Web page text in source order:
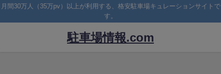
月間30万人（35万pv）以上が利用する、格安駐車場キュレーションサイトで
す。
駐車場情報.com